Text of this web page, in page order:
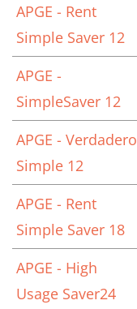
APGE - Rent
Simple Saver 12
APGE -
SimpleSaver 12
APGE - Verdadero
Simple 12
APGE - Rent
Simple Saver 18
APGE - High
Usage Saver24